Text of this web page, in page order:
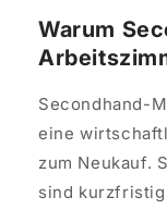
Warum
Secondhand-
eine
zum Neukauf.
sind